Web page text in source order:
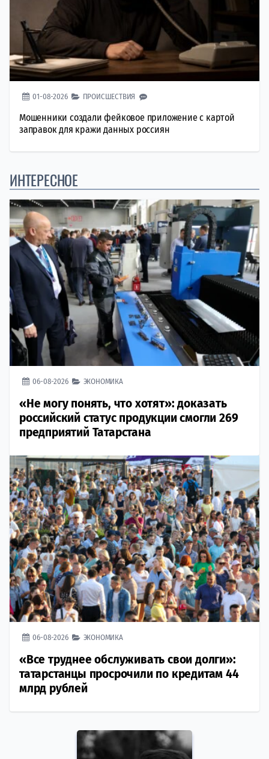
01-08-2026 ПРОИСШЕСТВИЯ
Мошенники создали фейковое приложение с картой
заправок для кражи данных россиян
ИНТЕРЕСНОЕ
06-08-2026 ЭКОНОМИКА
«Не могу понять, что хотят»: доказать
российский статус продукции смогли 269
предприятий Татарстана
06-08-2026 ЭКОНОМИКА
«Все труднее обслуживать свои долги»:
татарстанцы просрочили по кредитам 44
млрд рублей